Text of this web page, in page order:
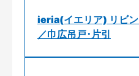
ieria(イエリア) リビン
／巾広吊戸･片引